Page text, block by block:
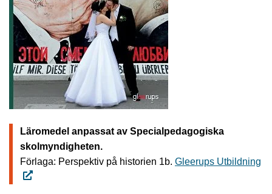
Läromedel anpassat av Specialpedagogiska
skolmyndigheten.
Förlaga: Perspektiv på historien 1b. Gleerups Utbildning